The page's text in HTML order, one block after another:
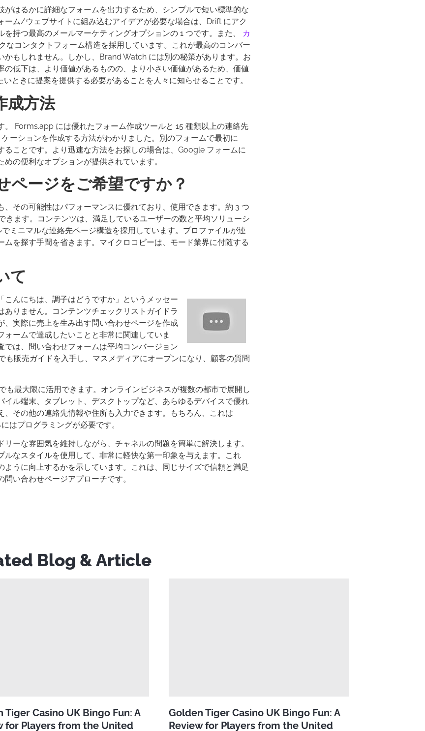
はるかに詳細なフォームを出力するため、シンプルで短い標準的な
ム/ウェブサイトに組み込むアイデアが必要な場合は、Drift にアク
持つ最高のメールマーケティングオプションの 1 つです。また、
カ
なコンタクトフォーム構造を採用しています。これが最高のコンバー
もしれません。しかし、Brand Watch には別の秘策があります。お
低下は、より価値があるものの、より小さい価値があるため、価値
ときに提案を提供する必要があることを人々に知らせることです。
成方法
Forms.app には優れたフォーム作成ツールと 15 種類以上の連絡先
ーションを作成する方法がわかりました。別のフォームで最初に
ことです。より迅速な方法をお探しの場合は、Google フォームに
の便利なオプションが提供されています。
ページをご希望ですか？
その可能性はパフォーマンスに優れており、使用できます。約 3 つ
ます。コンテンツは、満足しているユーザーの数と平均ソリューシ
ミニマルな連絡先ページ構造を採用しています。プロファイルが連
を探す手間を省きます。マイクロコピーは、モード業界に付随する
て
んにちは、調子はどうですか」というメッセー
りません。コンテンツチェックリストガイドラ
実際に売上を生み出す問い合わせページを作成
ームで達成したいことと非常に関連していま
は、問い合わせフォームは平均コンバージョン
販売ガイドを入手し、マスメディアにオープンになり、顧客の質問
最大限に活用できます。オンラインビジネスが複数の都市で展開し
ル端末、タブレット、デスクトップなど、あらゆるデバイスで優れ
その他の連絡先情報や住所も入力できます。もちろん、これは
はプログラミングが必要です。
ーな雰囲気を維持しながら、チャネルの問題を簡単に解決します。
なスタイルを使用して、非常に軽快な第一印象を与えます。これ
うに向上するかを示しています。これは、同じサイズで信頼と満足
い合わせページアプローチです。
Blog & Article
Tiger Casino UK Bingo Fun: A
for Players from the United
Golden Tiger Casino UK Bingo Fun: A
Review for Players from the United